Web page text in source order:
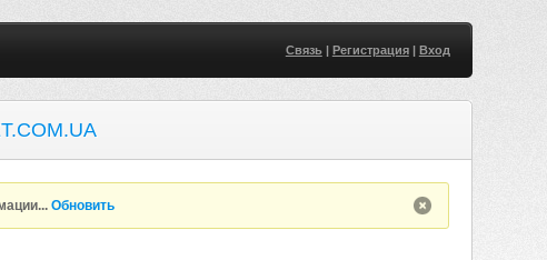
Связь| Регистрация| Вход
Обновить